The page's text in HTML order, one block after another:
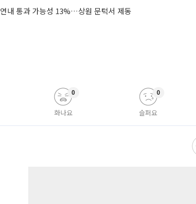
내 통과 가능성 13%…상원 문턱서 제동
화나요
0
슬퍼요
0